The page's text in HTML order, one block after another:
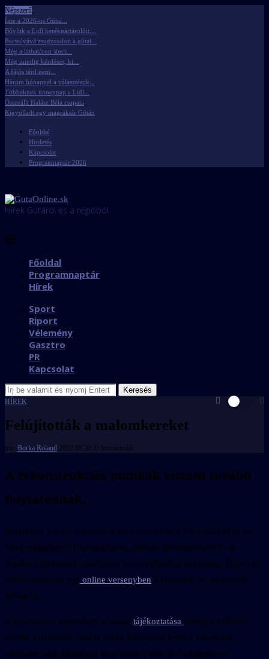
Népszerű
Íme a 2026-os Gútai...
Bővítik a Lidl kerékpártárolóit,...
Pocsolyává zsugorodott a gútai...
Még a láthatáron sincs...
Még mindig kérdéses, ki...
A fájós térd nem...
Három hónappal a választások...
Többeknek ünnepnap a Lidl...
Összeállt Halász Béla csapata
Kigyulladt egy magraktár Gútán
Főoldal
Hirdetés
Kapcsolat
Programnaptár 2026
Hírek Gútáról és a régióból
Főoldal
Programnaptár
Hírek
Sport
Riport
Vélemény
Gasztro
PR
Kapcsolat
Keresés
HÍREK
Felújították a malomkereket
írta: Borka Roland 2022.08.20. 0 hozzászólás
A rekonstrukciós munkák viszont tovább
folytatódnak.
Befejezték a gútai vízimalom malomkerekének felújítását Matejka
Juraj segítségével (címlapképen), amihez adományozók és az
Álalános Hitelbank Alapítvány is hozzájárultak anyagilag. Éppen az
utóbbi esetében egy online versenyben a szavazók 30 ezer eurót
hívtak le.
A vízimalmot üzemeltető társaság tájékoztatása szerint a felújítás
tovább folytatódik, amely során lebontásra kerül a fafedélzet,
tartósabb, akácfafedélzet lesz illetve a fém- és faelemeket is